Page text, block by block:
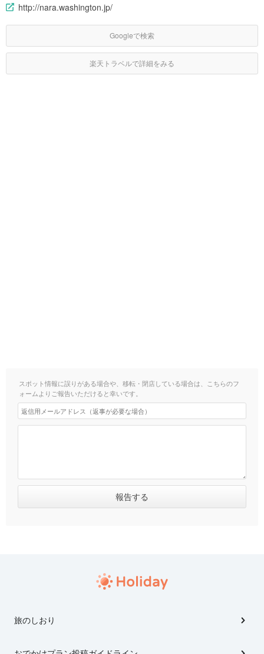
http://nara.washington.jp/
Googleで検索
楽天トラベルで詳細をみる
スポット情報に誤りがある場合や、移転・閉店している場合は、こちらのフ
ォームよりご報告いただけると幸いです。
旅のしおり